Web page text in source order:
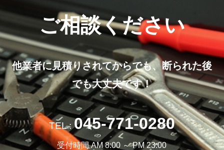
ご相談ください
他業者に見積りされてからでも、断られた後
でも大丈夫です！
TEL :045-771-0280
受付時間 AM 8:00 ～ PM 23:00